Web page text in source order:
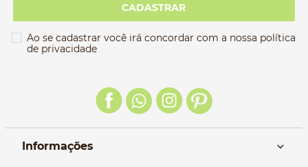
CADASTRAR
Ao se cadastrar você irá concordar com a nossa política
de privacidade
Informações